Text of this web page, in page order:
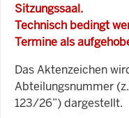
Sitzungssaal.
Technisch bedingt
Termine als
Das Aktenzeichen
Abteilungsnummer
123/26”) dargestellt.